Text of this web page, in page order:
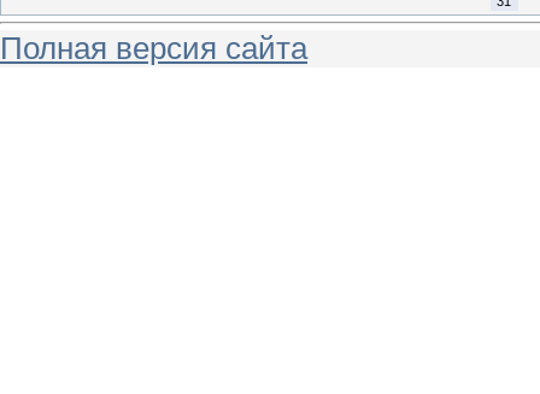
Полная версия сайта